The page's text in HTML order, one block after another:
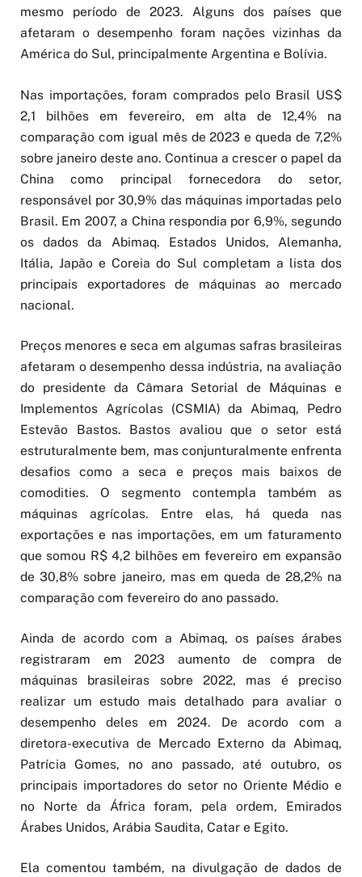
mesmo período de 2023. Alguns dos países que
afetaram o desempenho foram nações vizinhas da
América do Sul, principalmente Argentina e Bolívia.
Nas importações, foram comprados pelo Brasil US$
2,1 bilhões em fevereiro, em alta de 12,4% na
comparação com igual mês de 2023 e queda de 7,2%
sobre janeiro deste ano. Continua a crescer o papel da
China como principal fornecedora do setor,
responsável por 30,9% das máquinas importadas pelo
Brasil. Em 2007, a China respondia por 6,9%, segundo
os dados da Abimaq. Estados Unidos, Alemanha,
Itália, Japão e Coreia do Sul completam a lista dos
principais exportadores de máquinas ao mercado
nacional.
Preços menores e seca em algumas safras brasileiras
afetaram o desempenho dessa indústria, na avaliação
do presidente da Câmara Setorial de Máquinas e
Implementos Agrícolas (CSMIA) da Abimaq, Pedro
Estevão Bastos. Bastos avaliou que o setor está
estruturalmente bem, mas conjunturalmente enfrenta
desafios como a seca e preços mais baixos de
comodities. O segmento contempla também as
máquinas agrícolas. Entre elas, há queda nas
exportações e nas importações, em um faturamento
que somou R$ 4,2 bilhões em fevereiro em expansão
de 30,8% sobre janeiro, mas em queda de 28,2% na
comparação com fevereiro do ano passado.
Ainda de acordo com a Abimaq, os países árabes
registraram em 2023 aumento de compra de
máquinas brasileiras sobre 2022, mas é preciso
realizar um estudo mais detalhado para avaliar o
desempenho deles em 2024. De acordo com a
diretora-executiva de Mercado Externo da Abimaq,
Patrícia Gomes, no ano passado, até outubro, os
principais importadores do setor no Oriente Médio e
no Norte da África foram, pela ordem, Emirados
Árabes Unidos, Arábia Saudita, Catar e Egito.
Ela comentou também, na divulgação de dados de